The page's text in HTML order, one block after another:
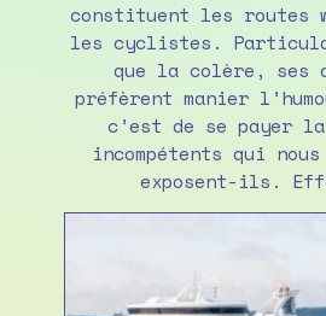
constituent les routes
les cyclistes.
que la colère, ses
préfèrent manier
c’est de se payer
incompétents qui
exposent-ils.